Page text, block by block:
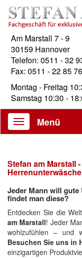
Am Marstall 7 - 9
30159 Hannover
Telefon: 0511 - 32
Fax: 0511 - 22 85
Montag - Freitag
Samstag 10:30 -
Toggle
Menü
Stefan am Marstall
Jeder Mann will gute
findet man diese?
Entdecken Sie die
am Marstall! Jeder
wohlzufühlen – und
Besuchen Sie uns in
einzigartigen